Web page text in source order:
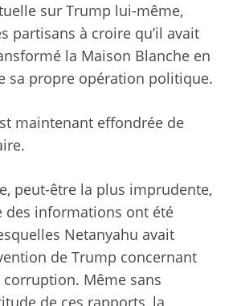
sur Trump lui-même,
partisans à croire qu’il avait
la Maison Blanche en
sa propre opération politique.
maintenant effondrée de
peut-être la plus imprudente,
des informations ont été
Netanyahu avait
de Trump concernant
Même sans
de ces rapports, la